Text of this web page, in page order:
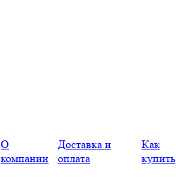
О
компании
Доставка и
оплата
Как
купить